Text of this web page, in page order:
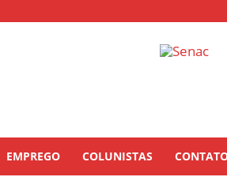
EMPREGO COLUNISTAS